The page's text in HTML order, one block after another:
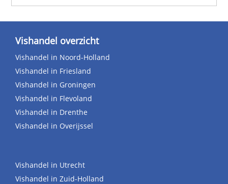
Vishandel overzicht
Vishandel in Noord-Holland
Vishandel in Friesland
Vishandel in Groningen
Vishandel in Flevoland
Vishandel in Drenthe
Vishandel in Overijssel
Vishandel in Utrecht
Vishandel in Zuid-Holland